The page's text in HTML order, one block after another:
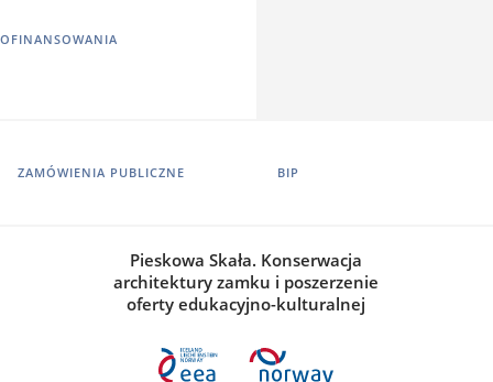
ZAMÓWIENIA PUBLICZNE BIP
Pieskowa Skała. Konserwacja
architektury zamku i poszerzenie
oferty edukacyjno-kulturalnej